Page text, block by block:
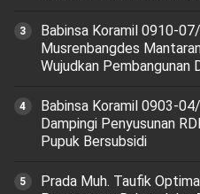
Babinsa Koramil 0910-
Musrenbangdes
Wujudkan Pembangunan
‎Babinsa Koramil 0903-
Dampingi Penyusunan
Pupuk Bersubsidi
Prada Muh. Taufik